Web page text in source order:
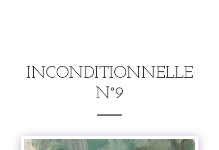
INCONDITIONNELLE
N°9